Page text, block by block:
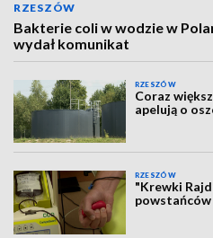
RZESZÓW
Bakterie coli w wodzie w
wydał komunikat
RZESZÓW
Coraz
apelują o
RZESZÓW
"Krewki